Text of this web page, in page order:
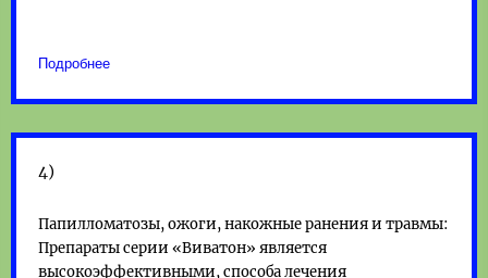
Подробнее
4)
Папилломатозы, ожоги, накожные ранения и травмы:
Препараты серии «Виватон» является
высокоэффективными, способа лечения